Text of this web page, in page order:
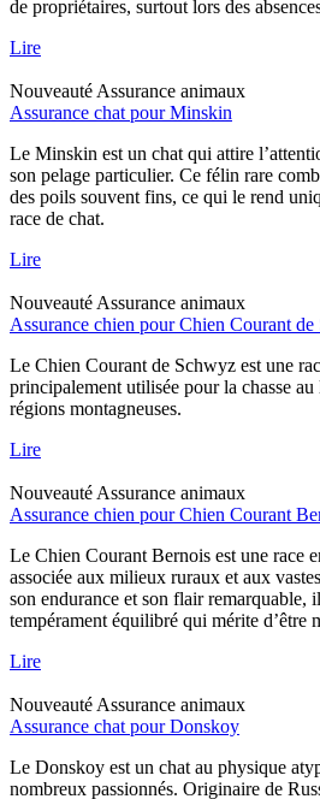
de propriétaires, surtout lors des
Lire
Nouveauté Assurance animaux
Assurance chat pour Minskin
Le Minskin est un chat qui attire
son pelage particulier. Ce félin rare
des poils souvent fins, ce qui le rend
race de chat.
Lire
Nouveauté Assurance animaux
Assurance chien pour Chien Courant
Le Chien Courant de Schwyz est une
principalement utilisée pour la chasse
régions montagneuses.
Lire
Nouveauté Assurance animaux
Assurance chien pour Chien Courant
Le Chien Courant Bernois est une race
associée aux milieux ruraux et aux
son endurance et son flair remarquable,
tempérament équilibré qui mérite d’être
Lire
Nouveauté Assurance animaux
Assurance chat pour Donskoy
Le Donskoy est un chat au physique
nombreux passionnés. Originaire de